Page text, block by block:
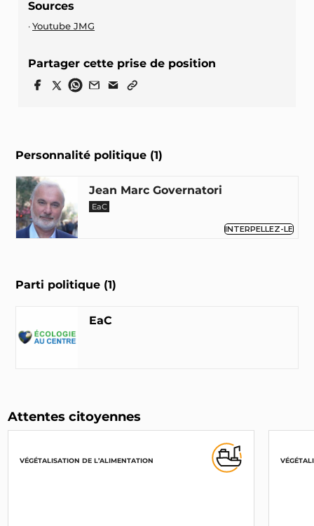
Personnalité politique (1)
Jean Marc Governatori
EaC
INTERPELLEZ-LE
Parti politique (1)
EaC
Sources
Youtube JMG
Partager cette prise de position
Attentes citoyennes
VÉGÉTALISATION DE L’ALIMENTATION